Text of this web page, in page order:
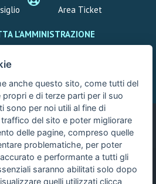
Area Ticket
L'AMMINISTRAZIONE
Italiano
® © 2010-2024 XenForo Ltd. |
| Xenforo Add-ons© by ©XenTR
anche questo sito, come tutti del
e di terze parti per il suo
sono per noi utili al fine di
del sito e poter migliorare
delle pagine, compreso quelle
problematiche, per poter
e performante a tutti gli
saranno abilitati solo dopo
quelli utilizzati clicca